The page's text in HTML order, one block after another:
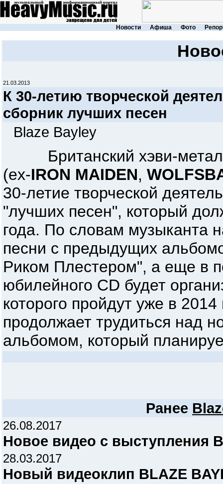
Новости Афиша Фото
21.03.2013
К 30-летию творческой
сборник лучших песен
Blaze Bayley
Британский хэви-метал
(ex-IRON MAIDEN,
30-летие творческой
"лучших песен", который
года. По словам музыканта
песни с предыдущих
Риком Плестером", а еще в
юбилейного CD будет
которого пройдут уже в
продолжает трудиться над
альбомом, который
Ранее
26.08.2017
Новое видео с выступления
28.03.2017
Новый видеоклип BLAZE